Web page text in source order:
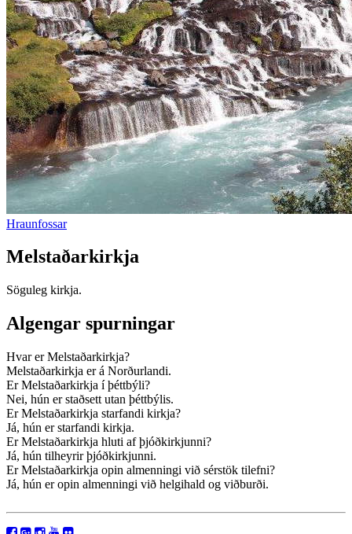
Hraunfossar
Melstaðarkirkja
Söguleg kirkja.
Algengar spurningar
Hvar er Melstaðarkirkja?
Melstaðarkirkja er á Norðurlandi.
Er Melstaðarkirkja í þéttbýli?
Nei, hún er staðsett utan þéttbýlis.
Er Melstaðarkirkja starfandi kirkja?
Já, hún er starfandi kirkja.
Er Melstaðarkirkja hluti af þjóðkirkjunni?
Já, hún tilheyrir þjóðkirkjunni.
Er Melstaðarkirkja opin almenningi við sérstök tilefni?
Já, hún er opin almenningi við helgihald og viðburði.